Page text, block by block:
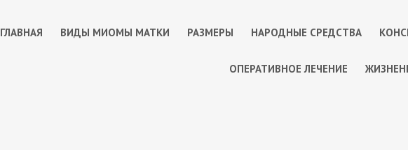
ГЛАВНАЯ ВИДЫ МИОМЫ МАТКИ РАЗМЕРЫ НАРОДНЫЕ СРЕДСТВА
ОПЕРАТИВНОЕ ЛЕЧЕНИЕ